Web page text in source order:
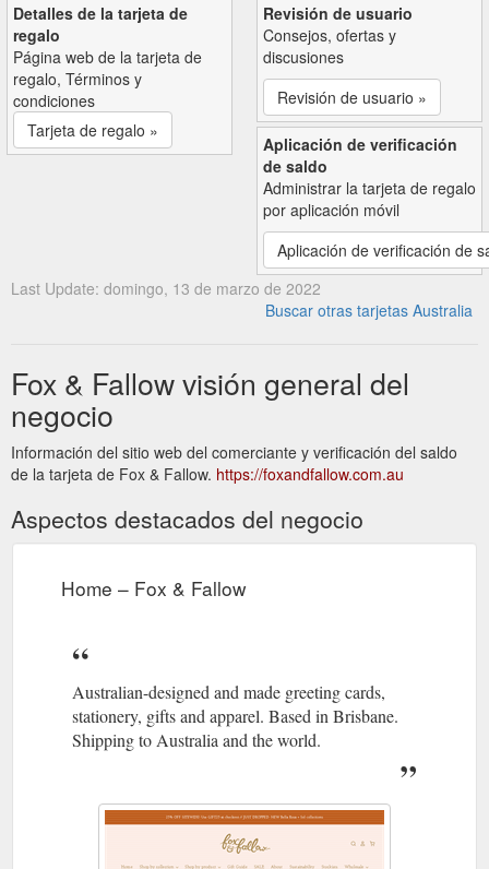
Detalles de la tarjeta de
regalo
Página web de la tarjeta de
regalo, Términos y
condiciones
Tarjeta de regalo »
Revisión de usuario
Consejos, ofertas y
discusiones
Revisión de usuario »
Aplicación de verificación
de saldo
Administrar la tarjeta de regalo
por aplicación móvil
Aplicación de verificación de
Last Update: domingo, 13 de marzo de 2022
Buscar otras tarjetas Australia
Fox & Fallow visión general del
negocio
Información del sitio web del comerciante y verificación del saldo
de la tarjeta de Fox & Fallow. https://foxandfallow.com.au
Aspectos destacados del negocio
Home – Fox & Fallow
Australian-designed and made greeting cards,
stationery, gifts and apparel. Based in Brisbane.
Shipping to Australia and the world.